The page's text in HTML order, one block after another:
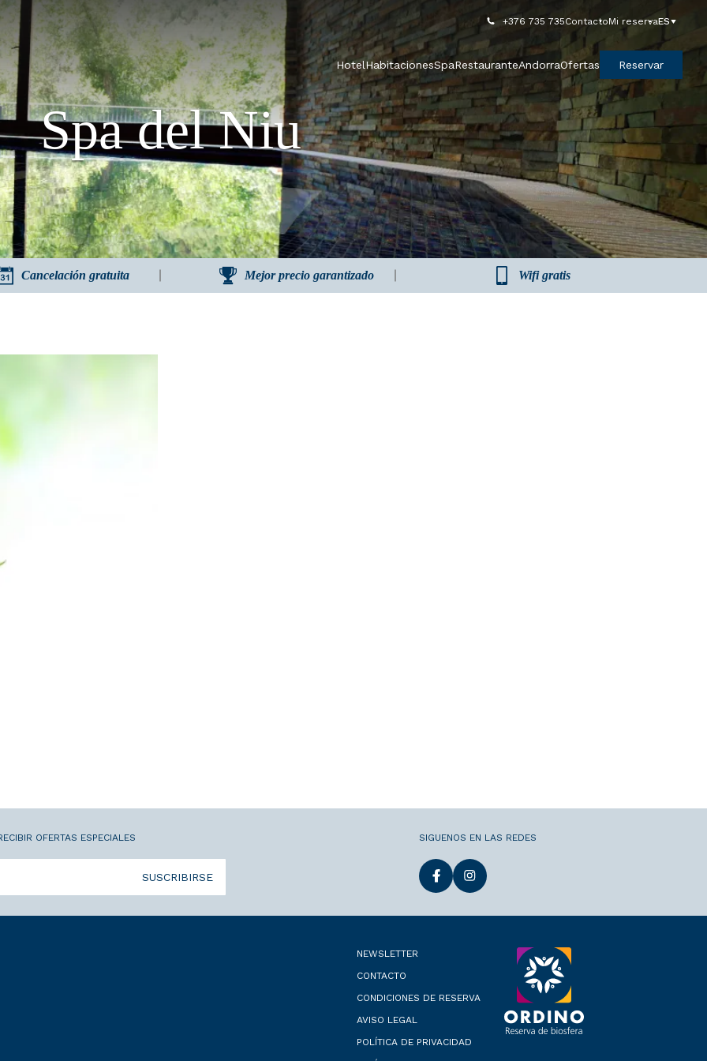
+376 735 735ContactoMi reservaES
HotelHabitacionesSpaRestauranteAndorraOfertas Reservar
Spa del Niu
Cancelación gratuita Mejor precio garantizado Wifi gratis
OFERTAS ESPECIALES
SUSCRIBIRSE
SIGUENOS EN LAS REDES
NEWSLETTER
CONTACTO
CONDICIONES DE RESERVA
AVISO LEGAL
POLÍTICA DE PRIVACIDAD